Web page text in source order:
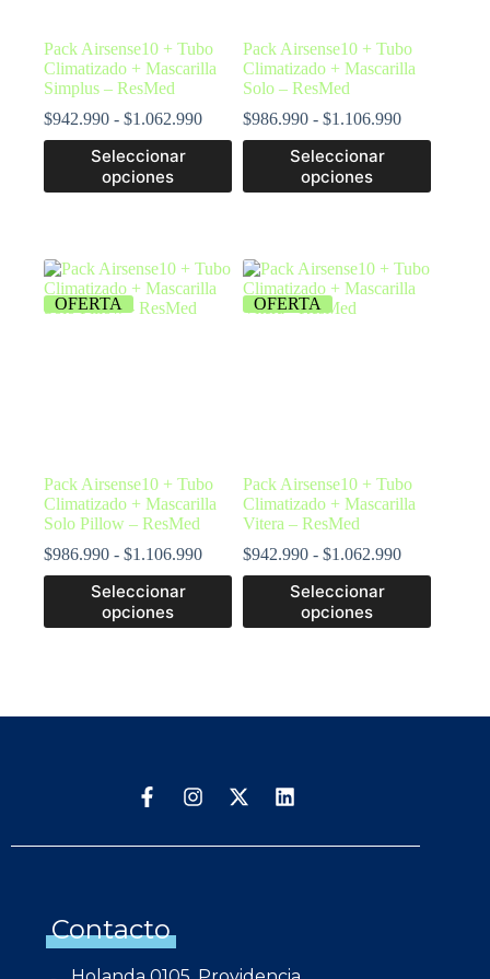
Pack Airsense10 + Tubo
Climatizado + Mascarilla
Simplus – ResMed
$942.990 - $1.062.990
Seleccionar
opciones
Pack Airsense10 + Tubo
Climatizado + Mascarilla
Solo – ResMed
$986.990 - $1.106.990
Seleccionar
opciones
OFERTA
Pack Airsense10 + Tubo
Climatizado + Mascarilla
Solo Pillow – ResMed
$986.990 - $1.106.990
Seleccionar
opciones
OFERTA
Pack Airsense10 + Tubo
Climatizado + Mascarilla
Vitera – ResMed
$942.990 - $1.062.990
Seleccionar
opciones
Contacto